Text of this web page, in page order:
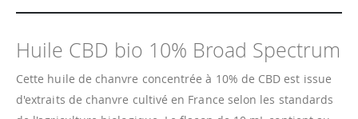
Huile CBD bio 10% Broad Spectrum
Cette huile de chanvre concentrée à 10% de CBD est issue
d'extraits de chanvre cultivé en France selon les standards